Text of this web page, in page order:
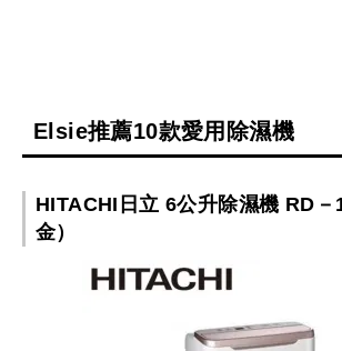
Elsie推薦10款愛用除濕機
HITACHI日立 6公升除濕機 RD
金）